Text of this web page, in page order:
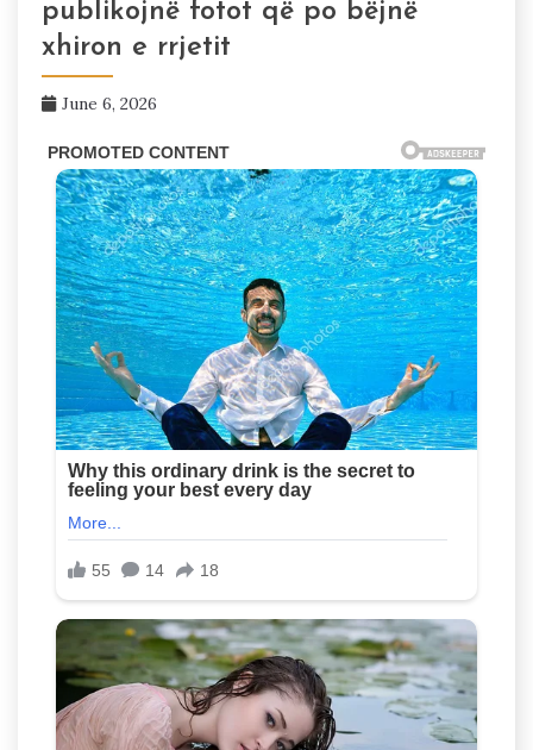
publikojnë fotot që po bëjnë
xhiron e rrjetit
June 6, 2026